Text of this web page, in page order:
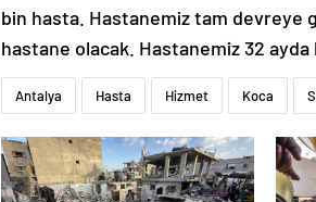
bin hasta. Hastanemiz tam devreye
hastane olacak. Hastanemiz 32 ayda
Antalya Hasta Hizmet Koca